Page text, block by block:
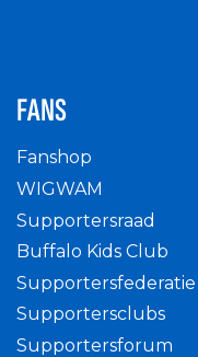
FANS
Fanshop
WIGWAM
Supportersraad
Buffalo Kids Club
Supportersfederatie
Supportersclubs
Supportersforum